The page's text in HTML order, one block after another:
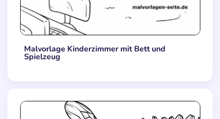
Malvorlage Kinderzimmer mit Bett und
Spielzeug